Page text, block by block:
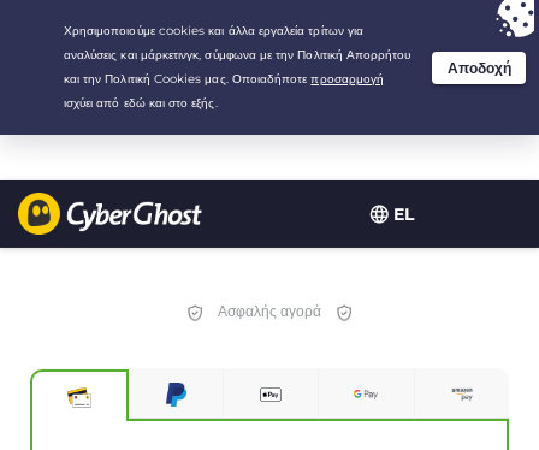
EL
Your choice:The Best Dealfor 2.1666666666667-years at $
/month
Ασφαλής αγορά